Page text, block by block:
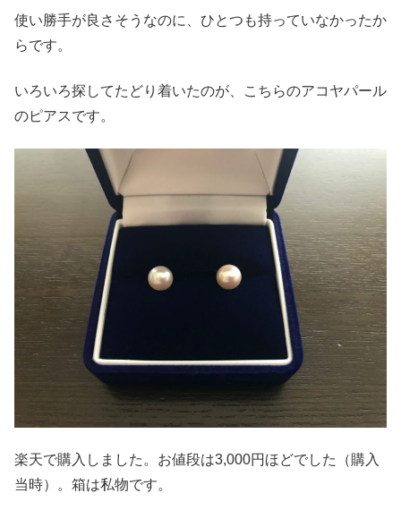
使い勝手が良さそうなのに、ひとつも持っていなかったか
らです。
いろいろ探してたどり着いたのが、こちらのアコヤパール
のピアスです。
楽天で購入しました。お値段は3,000円ほどでした（購入
当時）。箱は私物です。